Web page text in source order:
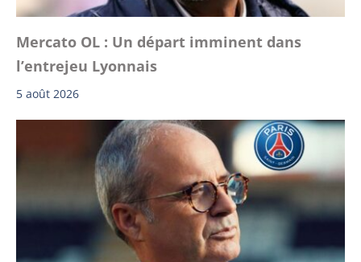
Mercato OL : Un départ imminent dans
l’entrejeu Lyonnais
5 août 2026